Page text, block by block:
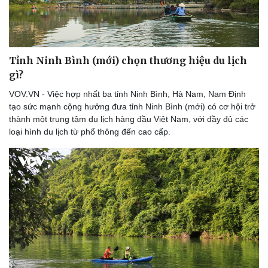
Sức khỏe
Dinh dưỡng - món ngon
Cây thuốc
Sản phụ khoa
Đời sống
Nhà đẹp
Blog
Tình yêu - Gia đình
Tỉnh Ninh Bình (mới) chọn thương hiệu du lịch
gì?
VOV.VN - Việc hợp nhất ba tỉnh Ninh Bình, Hà Nam, Nam Định
tạo sức mạnh cộng hưởng đưa tỉnh Ninh Bình (mới) có cơ hội trở
thành một trung tâm du lịch hàng đầu Việt Nam, với đầy đủ các
loại hình du lịch từ phổ thông đến cao cấp.